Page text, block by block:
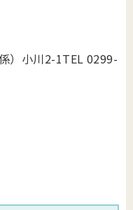
）小川2-1TEL 0299-